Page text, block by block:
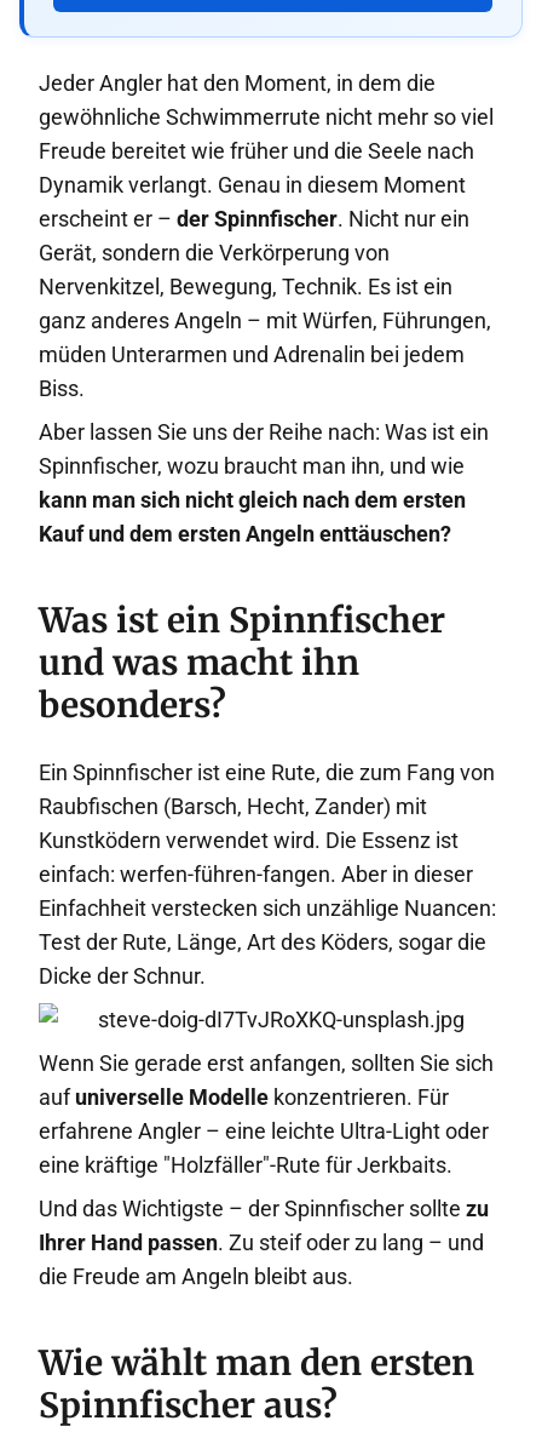
Jeder Angler hat den Moment, in dem die
gewöhnliche Schwimmerrute nicht mehr so viel
Freude bereitet wie früher und die Seele nach
Dynamik verlangt. Genau in diesem Moment
erscheint er – der Spinnfischer. Nicht nur ein
Gerät, sondern die Verkörperung von
Nervenkitzel, Bewegung, Technik. Es ist ein
ganz anderes Angeln – mit Würfen, Führungen,
müden Unterarmen und Adrenalin bei jedem
Biss.
Aber lassen Sie uns der Reihe nach: Was ist ein
Spinnfischer, wozu braucht man ihn, und wie
kann man sich nicht gleich nach dem ersten
Kauf und dem ersten Angeln enttäuschen?
Was ist ein Spinnfischer
und was macht ihn
besonders?
Ein Spinnfischer ist eine Rute, die zum Fang von
Raubfischen (Barsch, Hecht, Zander) mit
Kunstködern verwendet wird. Die Essenz ist
einfach: werfen-führen-fangen. Aber in dieser
Einfachheit verstecken sich unzählige Nuancen:
Test der Rute, Länge, Art des Köders, sogar die
Dicke der Schnur.
Wenn Sie gerade erst anfangen, sollten Sie sich
aufuniverselle Modelle konzentrieren. Für
erfahrene Angler – eine leichte Ultra-Light oder
eine kräftige "Holzfäller"-Rute für Jerkbaits.
Und das Wichtigste – der Spinnfischer sollte zu
Ihrer Hand passen. Zu steif oder zu lang – und
die Freude am Angeln bleibt aus.
Wie wählt man den ersten
Spinnfischer aus?